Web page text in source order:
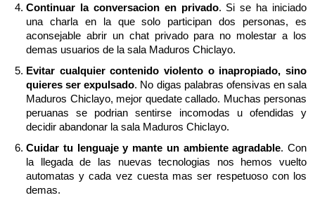
Continuar la conversacion en privado. Si se ha iniciado
una charla en la que solo participan dos personas, es
aconsejable abrir un chat privado para no molestar a los
demas usuarios de la sala Maduros Chiclayo.
Evitar cualquier contenido violento o inapropiado, sino
quieres ser expulsado. No digas palabras ofensivas en sala
Maduros Chiclayo, mejor quedate callado. Muchas personas
peruanas se podrian sentirse incomodas u ofendidas y
decidir abandonar la sala Maduros Chiclayo.
Cuidar tu lenguaje y mante un ambiente agradable. Con
la llegada de las nuevas tecnologias nos hemos vuelto
automatas y cada vez cuesta mas ser respetuoso con los
demas.